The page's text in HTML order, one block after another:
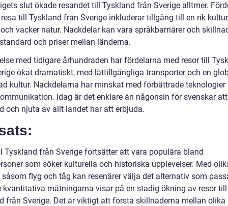
slut ökade resandet till Tyskland från Sverige alltmer.
till Tyskland från Sverige inkluderar tillgång till en rik
vacker natur. Nackdelar kan vara språkbarriärer och
och priser mellan länderna.
med tidigare århundraden har fördelarna med resor till
ökat dramatiskt, med lättillgängliga transporter och en
kultur. Nackdelarna har minskat med förbättrade teknologier
Idag är det enklare än någonsin för svenskar
och njuta av allt landet har att erbjuda.
Tyskland från Sverige fortsätter att vara populära bland
som söker kulturella och historiska upplevelser. Med
såsom flyg och tåg kan resenärer välja det alternativ som
kvantitativa mätningarna visar på en stadig ökning av resor till
från Sverige. Det är viktigt att förstå skillnaderna mellan olika